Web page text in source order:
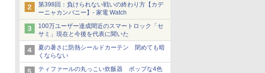
第398回：負けられない戦いの終わり方【カデ
ーニャカンパニー】- 家電 Watch
100万ユーザー達成間近のスマートロック「セ
サミ」現在と今後を代表に聞いた
夏の暑さに防熱シールドカーテン 閉めても暗
くならない
ティファールの丸っこい炊飯器 ポップな4色